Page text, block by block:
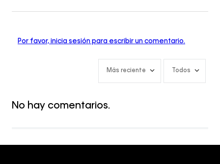
Por favor, inicia sesión para escribir un comentario.
Más reciente Todos
No hay comentarios.